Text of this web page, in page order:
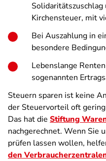
Kirchensteuer, mit
Bei Auszahlung in
besondere
Lebenslange
sogenannten
Steuern sparen ist keine
der Steuervorteil oft
Das hat die Stiftung
nachgerechnet. Wenn Sie
prüfen lassen wollen,
den